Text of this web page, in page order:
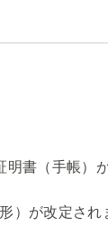
明書（手帳
）が改定され